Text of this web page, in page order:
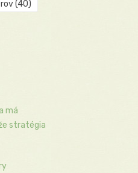
(40)
má
stratégia